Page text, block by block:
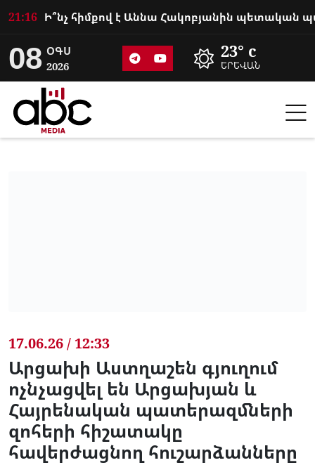
21:16
08 ՕԳՍ
2026
23° c
ԵՐԵՎԱՆ
17.06.26 / 12:33
Արցախի Աստղաշեն գյուղում
ոչնչացվել են Արցախյան և
Հայրենական պատերազմների
զոհերի հիշատակը
հավերժացնող հուշարձանները